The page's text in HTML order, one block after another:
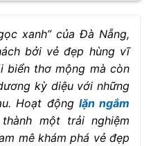
xanh” của Đà Nẵng,
bởi vẻ đẹp hùng vĩ
biển thơ mộng mà còn
kỳ diệu với những
Hoạt động lặn ngắm
một trải nghiệm
mê khám phá vẻ đẹp